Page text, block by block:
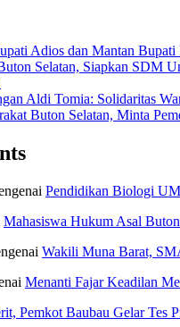
Adios dan Mantan Bupati
Selatan, Siapkan SDM
Aldi Tomia: Solidaritas
Buton Selatan, Minta
Pendidikan Biologi
Mahasiswa Hukum Asal
Wakili Muna Barat,
Menanti Fajar Keadilan
Pemkot Baubau Gelar